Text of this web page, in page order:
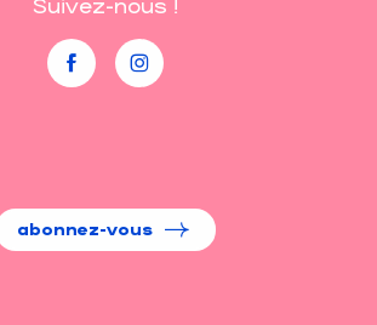
abonnez-vous